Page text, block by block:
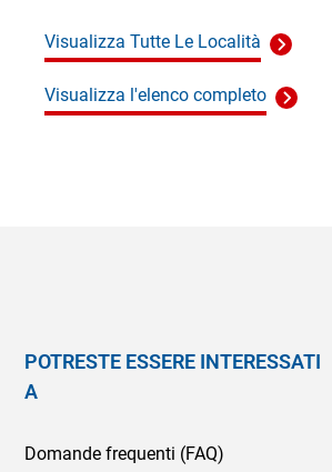
Visualizza Tutte Le Località
Visualizza l'elenco completo
POTRESTE ESSERE INTERESSATI
A
Domande frequenti (FAQ)